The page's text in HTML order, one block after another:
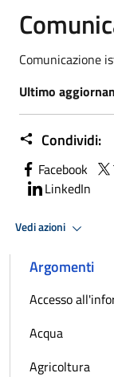
Comunicazione
Ultimo
Condividi:
Facebook
LinkedIn
Vedi azioni
Argomenti
Accesso
Acqua
Agricoltura